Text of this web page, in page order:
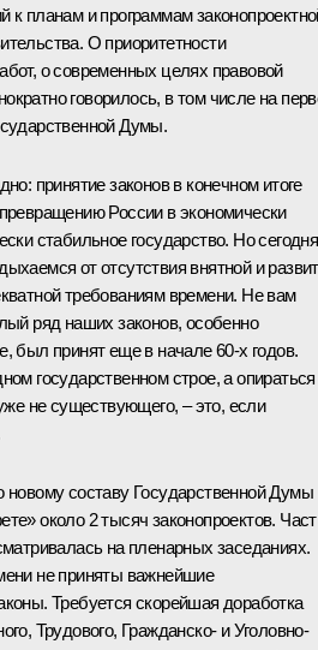
к планам и программам
О приоритетности
о современных целях правовой
говорилось, в том числе на
Думы.
принятие законов в конечном итоге
России в экономически
стабильное государство. Но сегодня
от отсутствия внятной и
требованиям времени. Не вам
ряд наших законов, особенно
был принят еще в начале 60-х годов.
государственном строе, а опираться
не существующего, – это, если
составу Государственной Думы
около 2 тысяч законопроектов.
на пленарных заседаниях.
не приняты важнейшие
Требуется скорейшая доработка
Трудового, Гражданско- и Уголовно-